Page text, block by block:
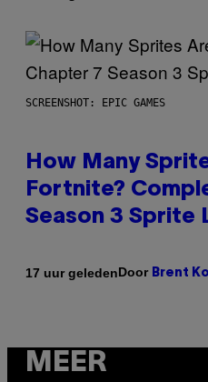
SCREENSHOT: EPIC GAMES
How Many
Fortnite?
Season 3 Sprite
17 uur geledenDoor Brent
MEER